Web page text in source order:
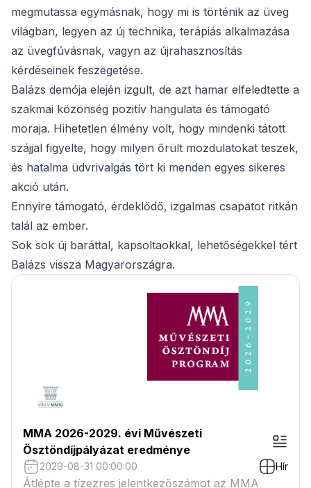
megmutassa egymásnak, hogy mi is történik az üveg
világban, legyen az új technika, terápiás alkalmazása
az üvegfúvásnak, vagyn az újrahasznosítás
kérdéseinek feszegetése.
Balázs demója elején izgult, de azt hamar elfeledtette a
szakmai közönség pozitív hangulata és támogató
moraja. Hihetetlen élmény volt, hogy mindenki tátott
szájjal figyelte, hogy milyen őrült mozdulatokat teszek,
és hatalma üdvrivalgás tört ki menden egyes sikeres
akció után.
Ennyire támogató, érdeklődő, izgalmas csapatot ritkán
talál az ember.
Sok sok új baráttal, kapsoltaokkal, lehetőségekkel tért
Balázs vissza Magyarországra.
MMA 2026-2029. évi Művészeti
Ösztöndíjpályázat eredménye
2029-08-31 00:00:00 Hír
Átlépte a tízezres jelentkezőszámot az MMA